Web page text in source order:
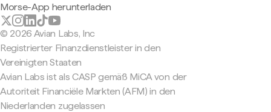
Morse-App herunterladen
© 2026 Avian Labs, Inc
Registrierter Finanzdienstleister in den
Vereinigten Staaten
Avian Labs ist als CASP gemäß MiCA von der
Autoriteit Financiële Markten (AFM) in den
Niederlanden zugelassen